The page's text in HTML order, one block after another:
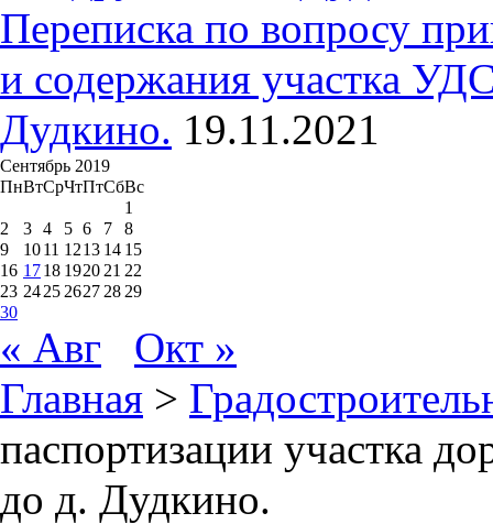
Переписка по вопросу
и содержания участка
Дудкино. 19.11.2021
Сентябрь 2019
ПнВтСрЧтПтСбВс
1
2
3 4 5 6 7
8
9
1011 1213 14 15
16 1718 1920 21 22
23 2425 2627 28 29
30
« Авг
Окт »
Главная >
паспортизации участка
до д. Дудкино.